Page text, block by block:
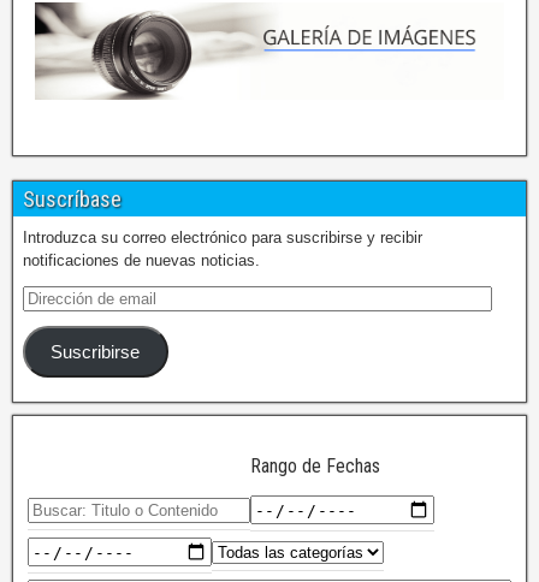
Suscríbase
Introduzca su correo electrónico para suscribirse y recibir
notificaciones de nuevas noticias.
Suscribirse
Rango de Fechas